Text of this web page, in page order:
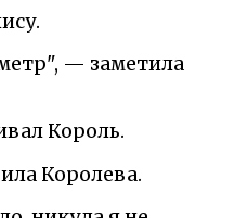
— заметила
Король.
Королева.